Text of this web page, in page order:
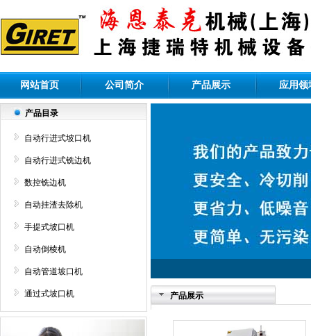
网站首页 公司简介 产品展示 应用领
产品目录
自动行进式坡口机
自动行进式铣边机
数控铣边机
自动挂渣去除机
手提式坡口机
自动倒棱机
自动管道坡口机
通过式坡口机 产品展示